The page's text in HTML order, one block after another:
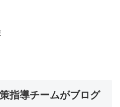
指導チームがブログ